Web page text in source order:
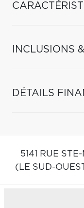
INCLUSIONS
DÉTAILS
5141 RUE
(LE SUD-